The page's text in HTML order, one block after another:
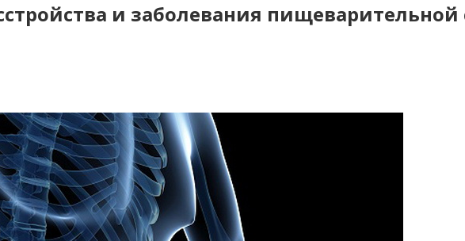
и заболевания